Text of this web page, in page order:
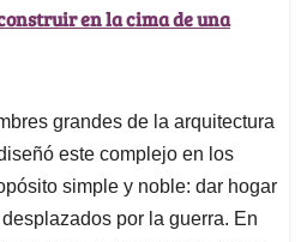
en la cima de una
grandes de la arquitectura
este complejo en los
simple y noble: dar hogar
por la guerra. En